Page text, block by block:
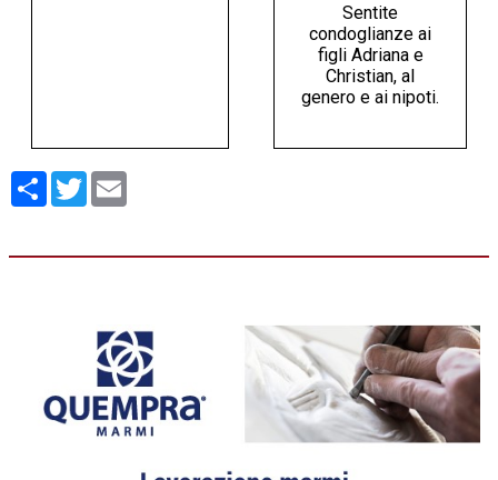
Sentite
condoglianze ai
figli Adriana e
Christian, al
genero e ai nipoti.
Condividi
Twitter